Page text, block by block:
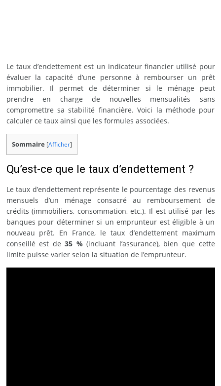
Le taux d’endettement est un indicateur financier utilisé pour
évaluer la capacité d’une personne à rembourser un prêt
immobilier. Il permet de déterminer si le ménage peut
prendre en charge de nouvelles mensualités sans
compromettre sa stabilité financière. Voici la méthode pour
calculer ce taux ainsi que les formules associées.
Sommaire [Afficher]
Qu’est-ce que le taux d’endettement ?
Le taux d’endettement représente le pourcentage des revenus
mensuels d’un ménage consacré au remboursement de
crédits (immobiliers, consommation, etc.). Il est utilisé par les
banques pour déterminer si un emprunteur est éligible à un
nouveau prêt. En France, le taux d’endettement maximum
conseillé est de35 %(incluant l’assurance), bien que cette
limite puisse varier selon la situation de l’emprunteur.